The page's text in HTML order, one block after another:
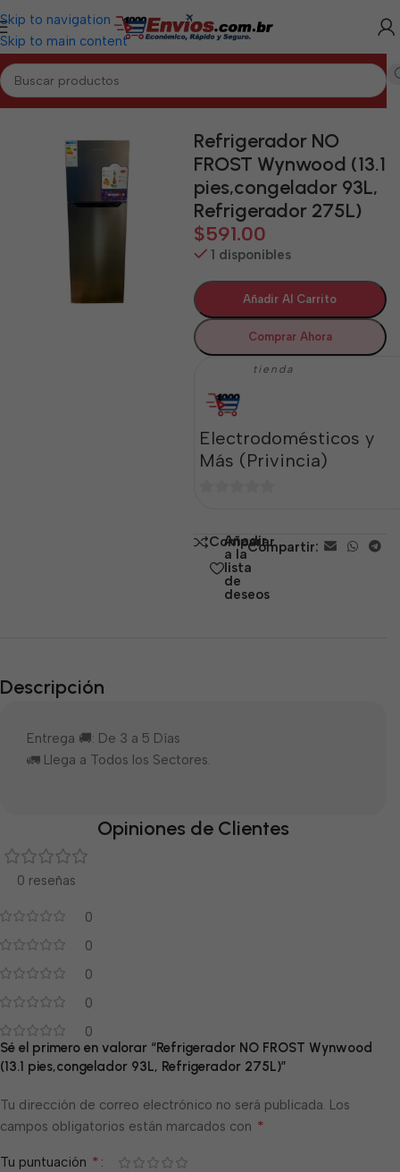
Skip to navigation
Skip to main content
Inicio/HOLGUÍN/Electrodomésticos Holguín
Refrigerador NO
FROST Wynwood (13.1
pies,congelador 93L,
Refrigerador 275L)
$591.00
1 disponibles
Añadir Al Carrito
Comprar Ahora
tienda
Electrodomésticos y
Más (Privincia)
5 Comparar
Añadir
a la
lista
de
deseos
Compartir:
Descripción
Entrega 🚚: De 3 a 5 Días
🚛 Llega a Todos los Sectores.
Opiniones de Clientes
0 reseñas
0
0
0
0
0
Sé el primero en valorar “Refrigerador NO FROST Wynwood
(13.1 pies,congelador 93L, Refrigerador 275L)”
Tu dirección de correo electrónico no será publicada. Los
campos obligatorios están marcados con *
Tu puntuación *